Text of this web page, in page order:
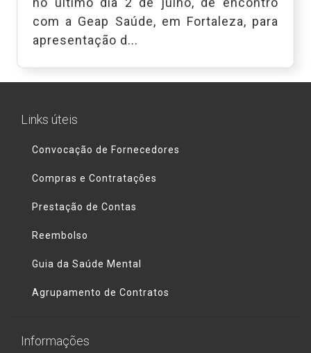
com a Geap Saúde, em Fortaleza, para
apresentação d...
Links úteis
Convocação de Fornecedores
Compras e Contratações
Prestação de Contas
Reembolso
Guia da Saúde Mental
Agrupamento de Contratos
Informações